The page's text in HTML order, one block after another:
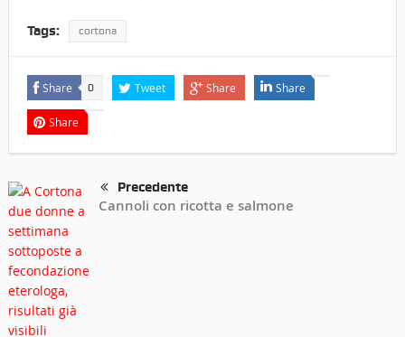
Tags: cortona
Share 0 Tweet Share Share
Share
Precedente
Cannoli con ricotta e salmone